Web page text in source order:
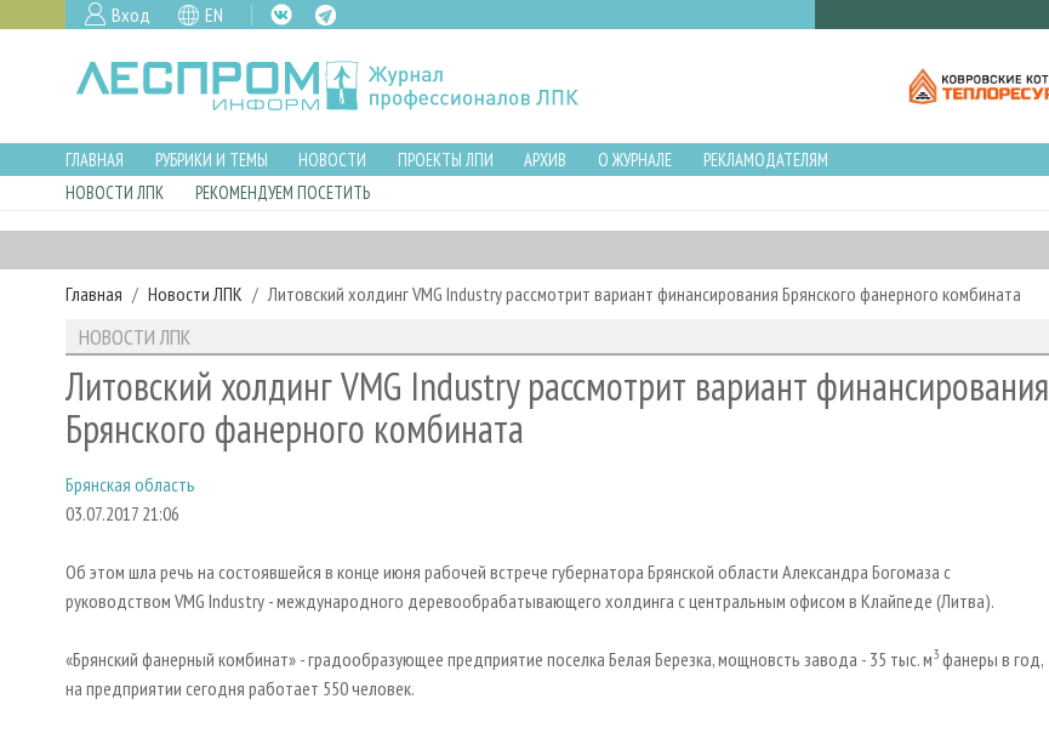
Вход EN
ГЛАВНАЯ РУБРИКИ И ТЕМЫ НОВОСТИ ПРОЕКТЫ ЛПИ АРХИВ О ЖУРНАЛЕ
РЕКЛАМОДАТЕЛЯМ
НОВОСТИ ЛПК
РЕКОМЕНДУЕМ ПОСЕТИТЬ
Главная Новости ЛПК Литовский холдинг VMG Industry рассмотрит вариант финансирования Брянского фанерного комбината
НОВОСТИ ЛПК
Литовский холдинг VMG Industry рассмотрит вариант финансирования
Брянского фанерного комбината
Брянская область
03.07.2017 21:06
Об этом шла речь на состоявшейся в конце июня рабочей встрече губернатора Брянской области Александра Богомаза с
руководством VMG Industry - международного деревообрабатывающего холдинга с центральным офисом в Клайпеде (Литва).
«Брянский фанерный комбинат» - градообразующее предприятие поселка Белая Березка, мощновсть завода - 35 тыс. м3 фанеры в год,
на предприятии сегодня работает 550 человек.